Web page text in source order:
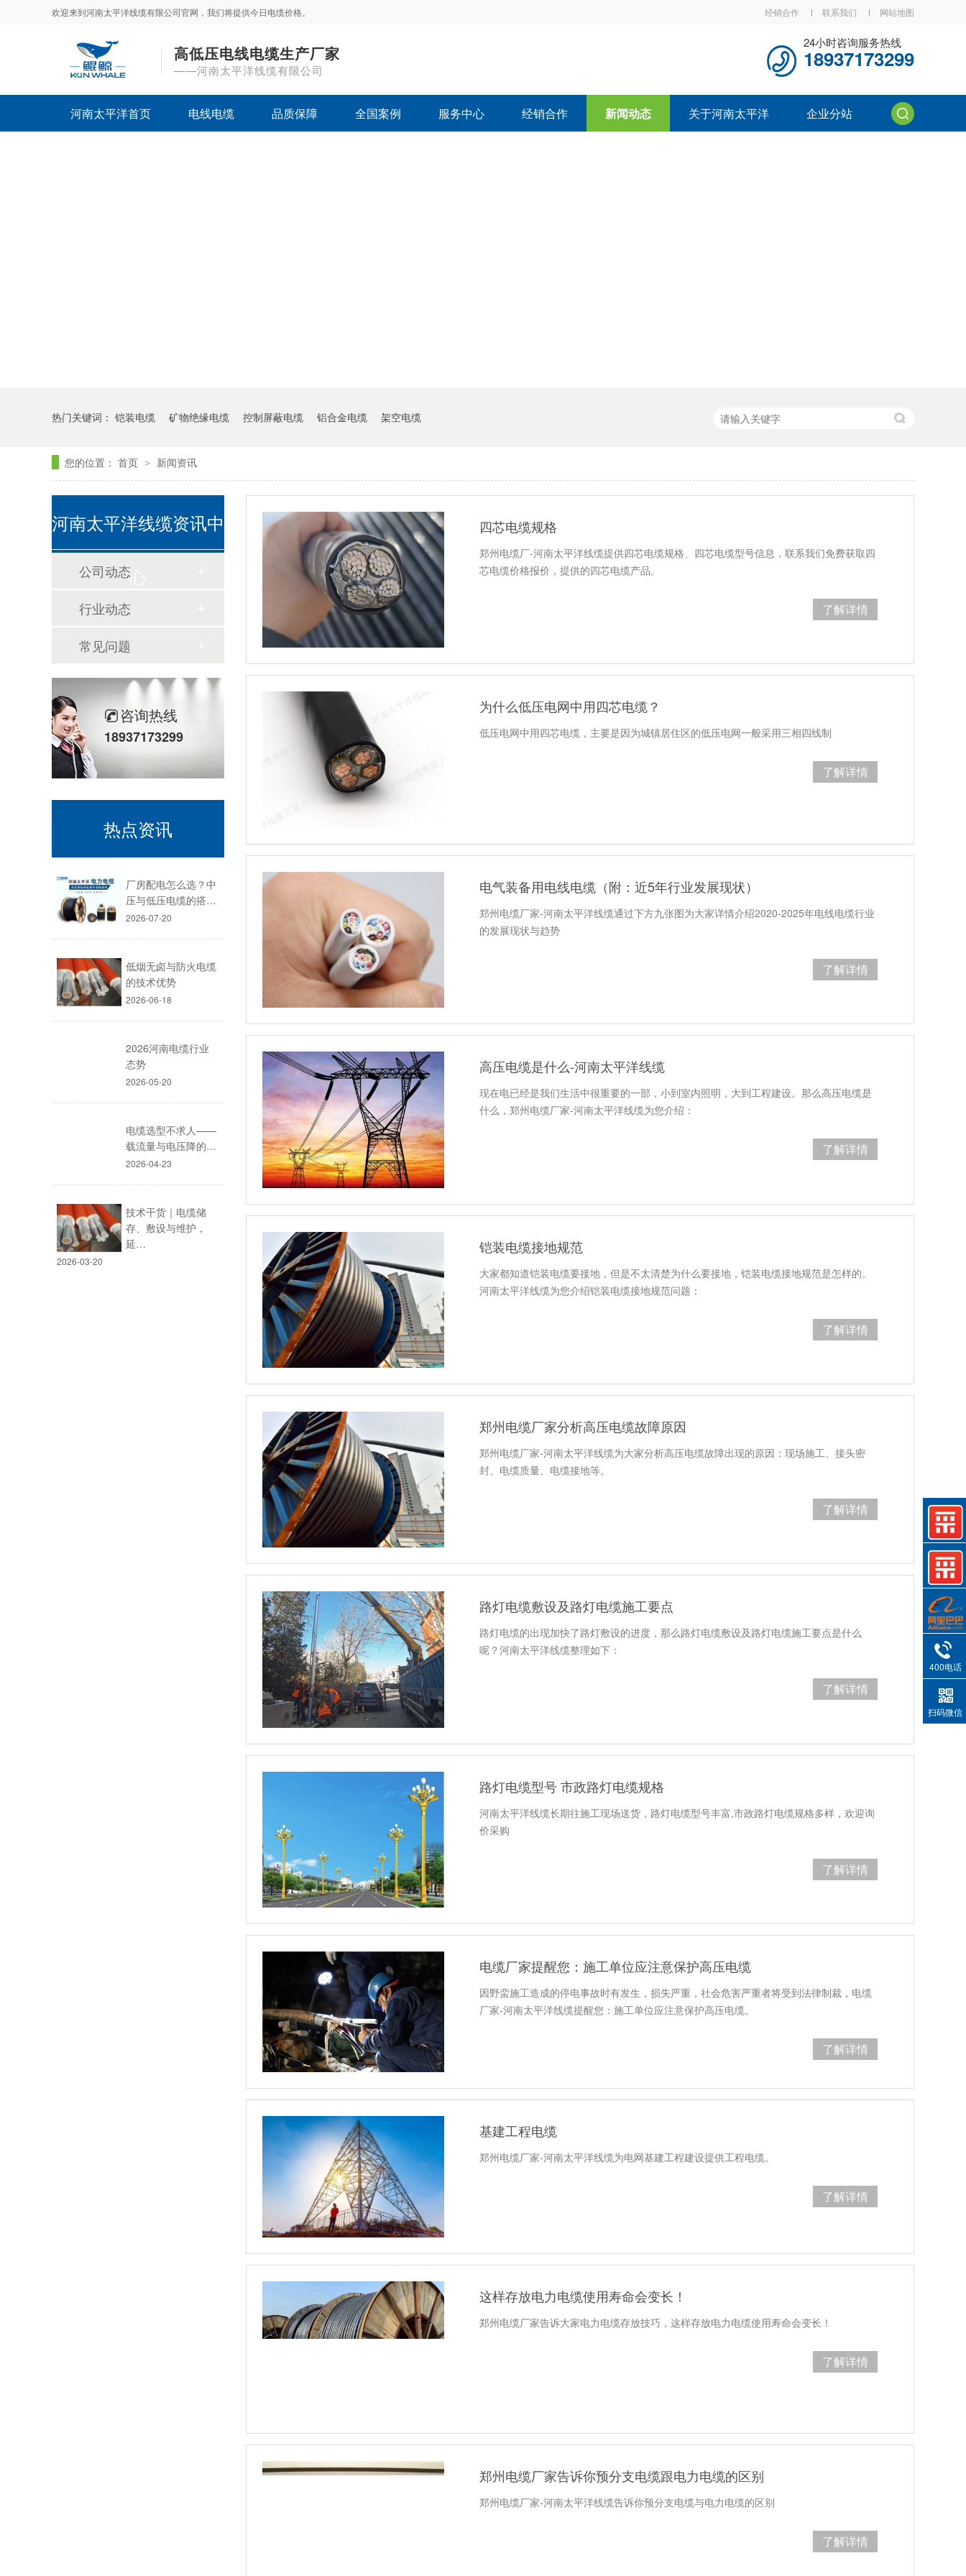
欢迎来到河南太平洋线缆有限公司官网，我们将提供今日电缆价格。 经销合作 联系我们 网站地图
高低压电线电缆生产厂家
——河南太平洋线缆有限公司
24小时咨询服务热线
18937173299
河南太平洋首页 电线电缆 品质保障 全国案例 服务中心 经销合作 新闻动态 关于河南太平洋 企业分站
热门关键词： 铠装电缆 矿物绝缘电缆 控制屏蔽电缆 铝合金电缆 架空电缆
您的位置： 首页 > 新闻资讯
四芯电缆规格
郑州电缆厂-河南太平洋线缆提供四芯电缆规格、四芯电缆型号信息，联系我们免费获取四
芯电缆价格报价，提供的四芯电缆产品。
了解详情
为什么低压电网中用四芯电缆？
低压电网中用四芯电缆，主要是因为城镇居住区的低压电网一般采用三相四线制
了解详情
电气装备用电线电缆（附：近5年行业发展现状）
郑州电缆厂家-河南太平洋线缆通过下方九张图为大家详情介绍2020-2025年电线电缆行业
的发展现状与趋势
了解详情
高压电缆是什么-河南太平洋线缆
现在电已经是我们生活中很重要的一部，小到室内照明，大到工程建设。那么高压电缆是
什么，郑州电缆厂家-河南太平洋线缆为您介绍：
了解详情
铠装电缆接地规范
大家都知道铠装电缆要接地，但是不太清楚为什么要接地，铠装电缆接地规范是怎样的。
河南太平洋线缆为您介绍铠装电缆接地规范问题：
了解详情
郑州电缆厂家分析高压电缆故障原因
郑州电缆厂家-河南太平洋线缆为大家分析高压电缆故障出现的原因：现场施工、接头密
封、电缆质量、电缆接地等。
了解详情
路灯电缆敷设及路灯电缆施工要点
路灯电缆的出现加快了路灯敷设的进度，那么路灯电缆敷设及路灯电缆施工要点是什么
呢？河南太平洋线缆整理如下：
了解详情
路灯电缆型号 市政路灯电缆规格
河南太平洋线缆长期往施工现场送货，路灯电缆型号丰富,市政路灯电缆规格多样，欢迎询
价采购
了解详情
电缆厂家提醒您：施工单位应注意保护高压电缆
因野蛮施工造成的停电事故时有发生，损失严重，社会危害严重者将受到法律制裁，电缆
厂家-河南太平洋线缆提醒您：施工单位应注意保护高压电缆。
了解详情
基建工程电缆
郑州电缆厂家-河南太平洋线缆为电网基建工程建设提供工程电缆。
了解详情
这样存放电力电缆使用寿命会变长！
郑州电缆厂家告诉大家电力电缆存放技巧，这样存放电力电缆使用寿命会变长！
了解详情
郑州电缆厂家告诉你预分支电缆跟电力电缆的区别
郑州电缆厂家-河南太平洋线缆告诉你预分支电缆与电力电缆的区别
了解详情
河南太平洋线缆资讯中
心
公司动态
行业动态
常见问题
咨询热线
18937173299
热点资讯
厂房配电怎么选？中
压与低压电缆的搭…
2026-07-20
低烟无卤与防火电缆
的技术优势
2026-06-18
2026河南电缆行业
态势
2026-05-20
电缆选型不求人——
载流量与电压降的…
2026-04-23
技术干货｜电缆储
存、敷设与维护，
延…
2026-03-20
400电话
扫码微信